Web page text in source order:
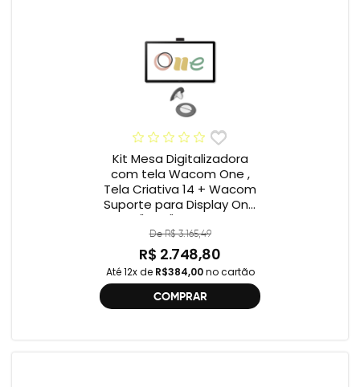
Kit Mesa Digitalizadora
com tela Wacom One ,
Tela Criativa 14 + Wacom
Suporte para Display One
12" e 13" ACK649Z
De R$ 3.165,49
R$ 2.748,80
Até 12x de R$384,00no cartão
COMPRAR